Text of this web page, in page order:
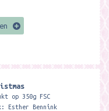
op 350g FSC
Esther Bennink